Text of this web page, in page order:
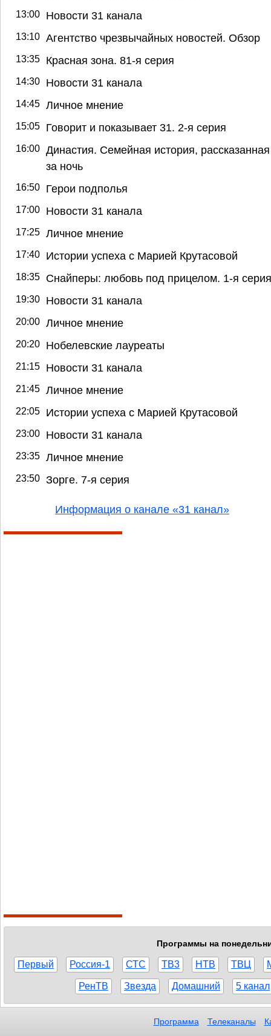
13:00 Новости 31 канала
13:10 Агентство чрезвычайных новостей. Обзор
13:35 Красная зона. 81-я серия
14:30 Новости 31 канала
14:45 Личное мнение
15:05 Говорит и показывает 31. 2-я серия
16:00 Династия. Семейная история, рассказанная
за ночь
16:50 Герои подполья
17:00 Новости 31 канала
17:25 Личное мнение
17:40 Истории успеха с Марией Крутасовой
18:35 Снайперы: любовь под прицелом. 1-я серия
19:30 Новости 31 канала
20:00 Личное мнение
20:20 Нобелевские лауреаты
21:15 Новости 31 канала
21:45 Личное мнение
22:05 Истории успеха с Марией Крутасовой
23:00 Новости 31 канала
23:35 Личное мнение
23:50 Зорге. 7-я серия
Информация о канале «31 канал»
Программы на
Первый Россия-1 СТС ТВ3 НТВ ТВЦ
РенТВ Звезда Домашний 5 канал
Программа Телеканалы